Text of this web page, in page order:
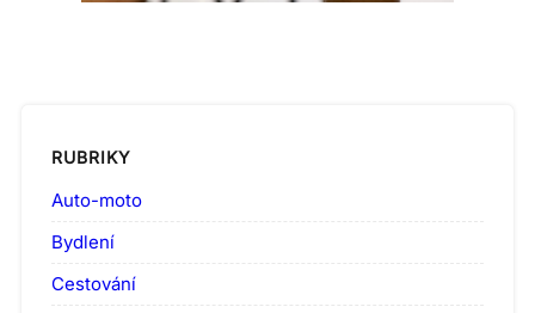
RUBRIKY
Auto-moto
Bydlení
Cestování